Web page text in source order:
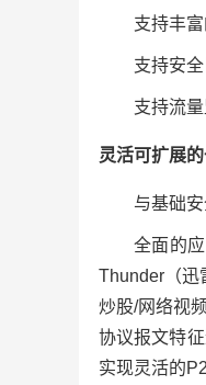
支持丰
支持安全
支持流量
灵活可扩展
与基础
全面的
Thunder（迅
炒股/网络视
协议报文特
实现灵活的